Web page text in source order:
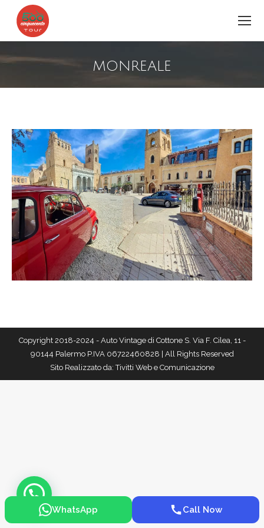
MONREALE
Copyright 2018-2024 - Auto Vintage di Cottone S. Via F. Cilea, 11 -
90144 Palermo P.IVA 06722460828 | All Rights Reserved
Sito Realizzato da:Tivitti Web e Comunicazione
WhatsApp Call Now